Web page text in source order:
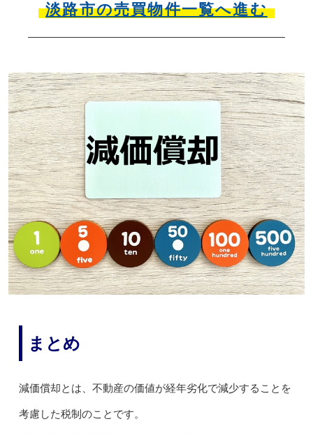
淡路市の売買物件一覧へ進む
まとめ
減価償却とは、不動産の価値が経年劣化で減少することを
考慮した税制のことです。